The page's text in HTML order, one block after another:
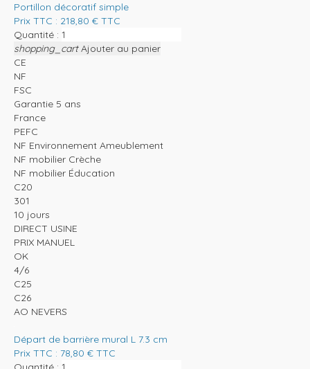
Portillon décoratif simple
Prix TTC : 218,80 € TTC
Quantité :
shopping_cart Ajouter au panier
CE
NF
FSC
Garantie 5 ans
France
PEFC
NF Environnement Ameublement
NF mobilier Crèche
NF mobilier Éducation
C20
301
10 jours
DIRECT USINE
PRIX MANUEL
OK
4/6
C25
C26
AO NEVERS
Départ de barrière mural L 7.3 cm
Prix TTC : 78,80 € TTC